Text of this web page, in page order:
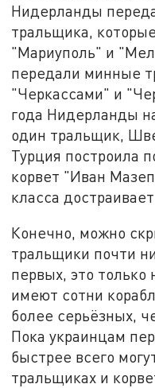
Нидерланды
тральщика,
"Мариуполь" и
передали минные
"Черкассами" и
года Нидерланды
один тральщик,
Турция построила
корвет "Иван
класса
Конечно, можно
тральщики почти
первых, это
имеют сотни
более серьёзных,
Пока украинцам
быстрее всего
тральщиках и